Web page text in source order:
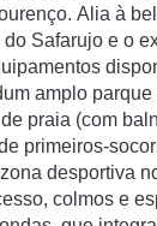
Alia à
Safarujo e o
amplo
praia (com
primeiros-
desportiva
colmos e